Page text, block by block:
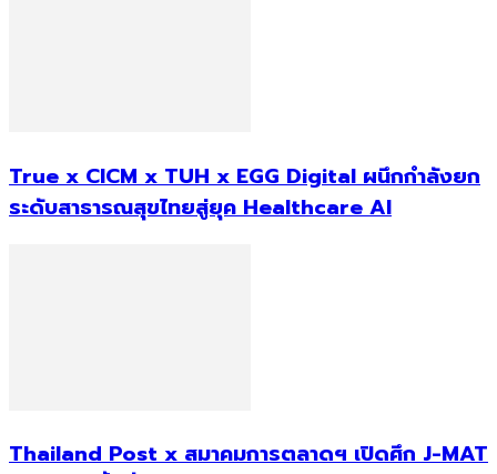
True x CICM x TUH x EGG Digital ผนึกกำลังยก
ระดับสาธารณสุขไทยสู่ยุค Healthcare AI
Thailand Post x สมาคมการตลาดฯ เปิดศึก J-MAT